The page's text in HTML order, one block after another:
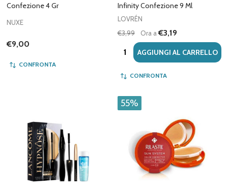
Confezione 4 Gr
NUXE
€9,00
CONFRONTA
Infinity Confezione 9 Ml
LOVRÉN
€3,99
Ora a€3,19
Quantità:AGGIUNGI AL CARRELLO
CONFRONTA
55%